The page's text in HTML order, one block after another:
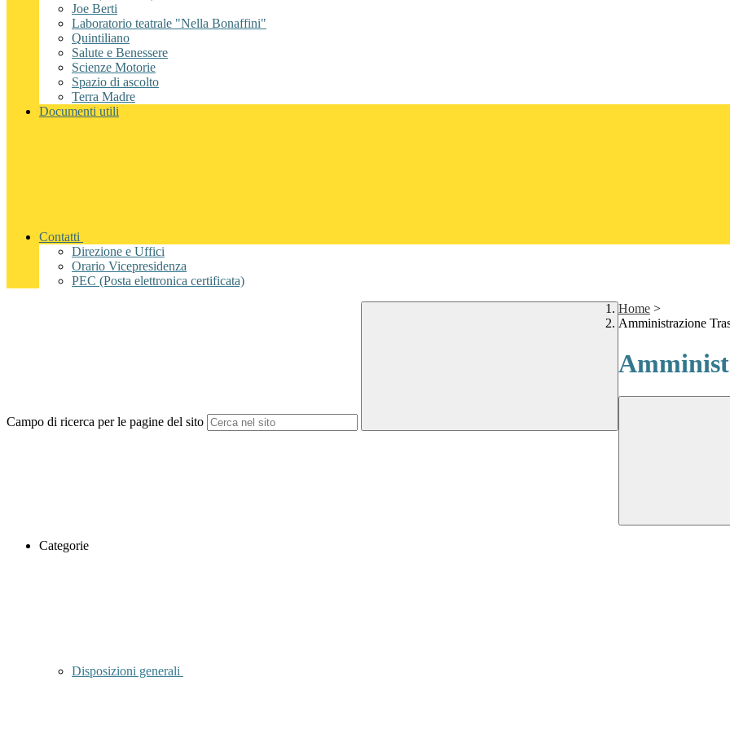
Joe Berti
Laboratorio teatrale "Nella Bonaffini"
Quintiliano
Salute e Benessere
Scienze Motorie
Spazio di ascolto
Terra Madre
Documenti utili
Contatti
Direzione e Uffici
Orario Vicepresidenza
PEC (Posta elettronica certificata)
Campo di ricerca per le pagine del sito
Home >
Amministrazione
Categorie
Disposizioni generali